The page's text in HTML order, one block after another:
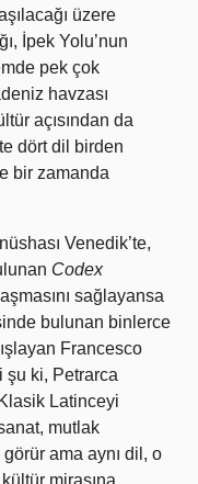
üzere
İpek Yolu’nun
pek çok
havzası
açısından da
dört dil birden
bir zamanda
Venedik’te,
Codex
sağlayansa
bulunan binlerce
Francesco
şu ki, Petrarca
Latinceyi
mutlak
ama aynı dil, o
mirasına